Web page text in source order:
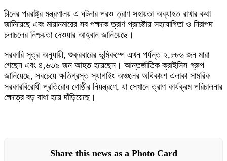
চীনের পররাষ্ট্র মন্ত্রণালয় এ ঘটনার পরও ত্রাণ সহায়তা অব্যাহত রাখার কথা
জানিয়েছে এবং মায়ানমারের সব পক্ষকে ত্রাণ প্রচেষ্টায় সহযোগিতা ও নিরাপদ
চলাচলের নিশ্চয়তা দেওয়ার আহ্বান জানিয়েছে।
সরকারি সূত্র অনুযায়ী, শুক্রবারের ভূমিকম্পে এখন পর্যন্ত ২,৮৮৬ জন মারা
গেছেন এবং ৪,৬৩৯ জন আহত হয়েছেন। আন্তর্জাতিক ক্রাইসিস গ্রুপ
জানিয়েছে, সবচেয়ে ক্ষতিগ্রস্ত স্যাগাইং অঞ্চলের অধিকাংশ এলাকা সামরিক
সরকারবিরোধী প্রতিরোধ গোষ্ঠীর নিয়ন্ত্রণে, যা সেখানে ত্রাণ কার্যক্রম পরিচালনার
ক্ষেত্রে বড় বাধা হয়ে দাঁড়িয়েছে।
Share this news as a Photo Card